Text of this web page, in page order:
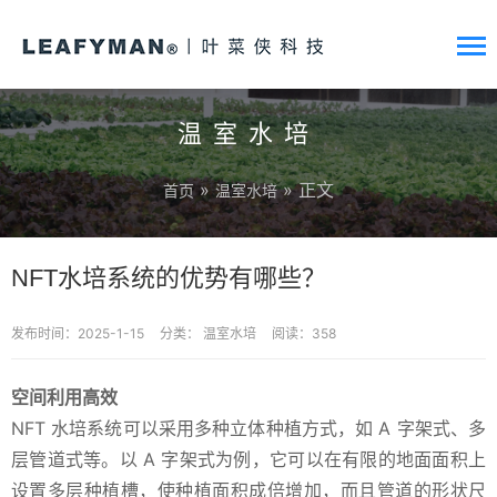
温室水培
首页 »温室水培» 正文
NFT水培系统的优势有哪些？
发布时间：2025-1-15 分类： 温室水培 阅读：358
空间利用高效
NFT 水培系统可以采用多种立体种植方式，如 A 字架式、多
层管道式等。以 A 字架式为例，它可以在有限的地面面积上
设置多层种植槽，使种植面积成倍增加，而且管道的形状尺